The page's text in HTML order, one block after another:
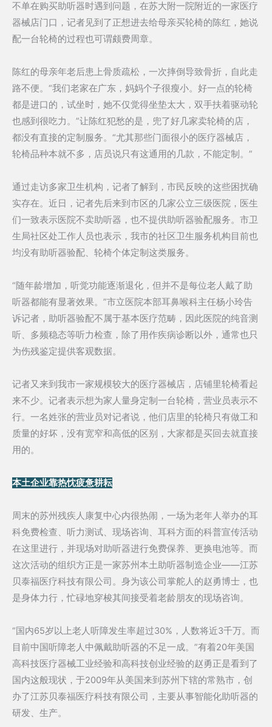
不单在购买助听器时遇到问题，在苏大附一院附近的一家医疗
器械店门口，记者见到了正想进去给母亲买轮椅的陈红，她说
配一台轮椅的过程也可谓颇费周章。
陈红的母亲年老后患上骨质疏松，一次摔倒导致骨折，自此走
路不便。“我们老家在广东，妈妈个子很瘦小。好一点的轮椅
都是进口的，试坐时，她不仅觉得坐垫太大，双手扶着驱动轮
也感到很吃力。”让陈红犯愁的是，兜了好几家卖轮椅的店，
都没有直接的定制服务。“尤其那些门面很小的医疗器械店，
轮椅品种本就不多，店员说只有这通用的几款，不能定制。”
通过走访多家卫生机构，记者了解到，市民反映的这些困扰确
实存在。近日，记者先后来到市区的几家公立三级医院，医生
们一致表示医院不卖助听器，也不提供助听器验配服务。市卫
生局社区处工作人员也表示，我市的社区卫生服务机构目前也
均没有助听器验配、轮椅个体定制这类服务。
“随年龄增加，听觉功能逐渐退化，但并不是每位老人戴了助
听器都能有显著效果。”市立医院本部耳鼻喉科主任杨小玲告
诉记者，助听器验配不属于基本医疗范畴，因此医院的纯音测
听、多频稳态等听力检查，除了用作疾病诊断以外，通常也只
为伤残鉴定提供客观数据。
记者又来到我市一家规模较大的医疗器械店，店铺里轮椅看起
来不少。记者表示想为家人量身定制一台轮椅，营业员表示不
行。一名姓张的营业员对记者说，他们店里的轮椅只有做工和
质量的好坏，没有宽窄和高低的区别，大家都是买回去就直接
用的。
本土企业靠热忱疲惫耕耘
周末的苏州残疾人康复中心内很热闹，一场为老年人举办的耳
科免费检查、听力测试、现场咨询、耳科方面的科普宣传活动
在这里进行，并现场对助听器进行免费保养、更换电池等。而
这次活动的组织方正是一家苏州本土助听器制造企业——江苏
贝泰福医疗科技有限公司。身为该公司掌舵人的赵勇博士，也
是身体力行，忙碌地穿梭其间接受着老龄朋友的现场咨询。
“国内65岁以上老人听障发生率超过30%，人数将近3千万。而
目前中国听障老人中佩戴助听器的不足一成。”有着20年美国
高科技医疗器械工业经验和高科技创业经验的赵勇正是看到了
国内这般现状，于2009年从美国来到苏州下辖的常熟市，创
办了江苏贝泰福医疗科技有限公司，主要从事智能化助听器的
研发、生产。